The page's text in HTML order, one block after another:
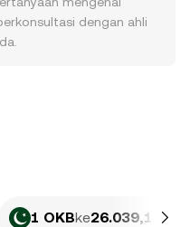
dengan ahli
1 OKBke26.039,16